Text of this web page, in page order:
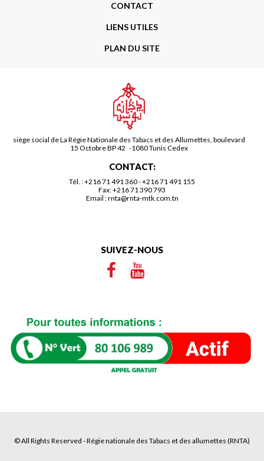
CONTACT
LIENS UTILES
PLAN DU SITE
siège social de La Régie Nationale des Tabacs et des Allumettes, boulevard
15 Octobre BP 42 -1080 Tunis Cedex
CONTACT:
Tél. :+216 71 491 360-+216 71 491 155
Fax: +216 71 390 793
Email :rnta@rnta-mtk.com.tn
SUIVEZ-NOUS
© All Rights Reserved - Régie nationale des Tabacs et des allumettes (RNTA)